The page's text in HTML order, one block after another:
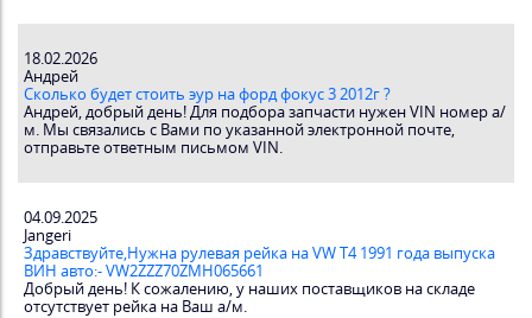
18.02.2026
Андрей
Сколько будет стоить эур на форд фокус 3 2012г ?
Андрей, добрый день! Для подбора запчасти нужен VIN номер а/
м. Мы связались с Вами по указанной электронной почте,
отправьте ответным письмом VIN.
04.09.2025
Jangeri
Здравствуйте,Нужна рулевая рейка на VW T4 1991 года выпуска
ВИН авто:- VW2ZZZ70ZMH065661
Добрый день! К сожалению, у наших поставщиков на складе
отсутствует рейка на Ваш а/м.